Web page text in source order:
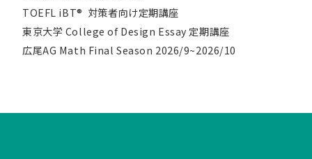
TOEFL iBT® 対策者向け定期講座
東京大学 College of Design Essay 定期講座
広尾AG Math Final Season 2026/9~2026/10